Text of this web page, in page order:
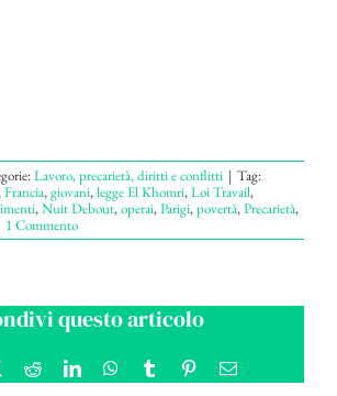
Lavoro, precarietà, diritti e conflitti | Tag:
Francia,giovani,legge El Khomri,Loi Travail,
,Nuit Debout,operai,Parigi,povertà,Precarietà,
1 Commento
questo articolo
RedditLinkedInWhatsApp
Tumblr PinterestEmail